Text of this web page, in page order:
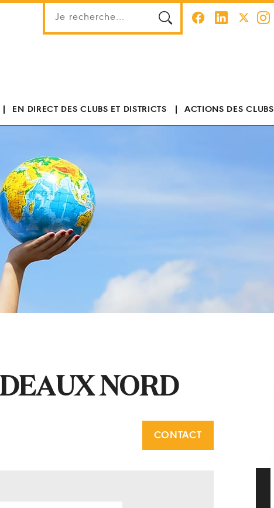
EN DIRECT DES CLUBS ET DISTRICTS ACTIONS DES CLUBS
NORD
CONTACT